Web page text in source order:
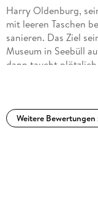
Harry Oldenburg,
mit leeren Taschen
sanieren. Das Ziel
Museum in Seebüll
dann taucht
Anteil an der Beute
Zeitgenosse
Weitere Bewertungen